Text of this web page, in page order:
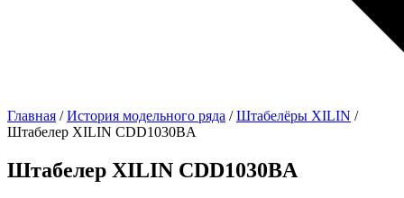
Главная /История модельного ряда /Штабелёры XILIN /
Штабелер XILIN CDD1030BA
Штабелер XILIN CDD1030BA